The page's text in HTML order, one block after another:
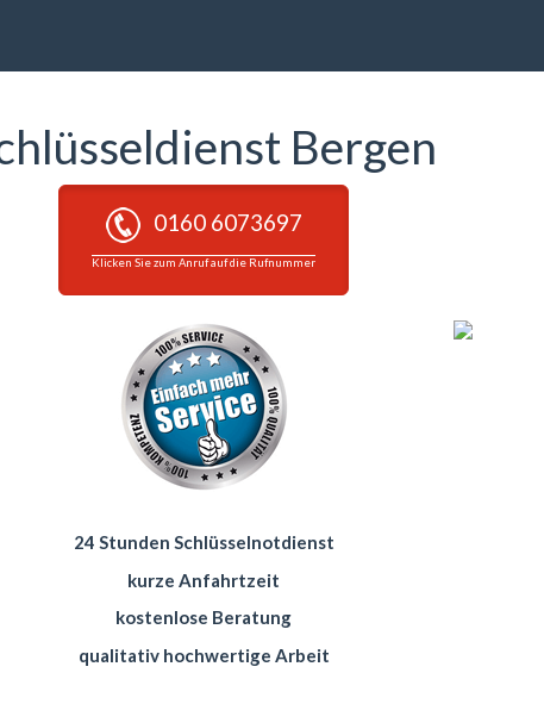
Bergen
0160 6073697
Klicken Sie zum Anruf auf die Rufnummer
24 Stunden Schlüsselnotdienst
kurze Anfahrtzeit
kostenlose Beratung
qualitativ hochwertige Arbeit